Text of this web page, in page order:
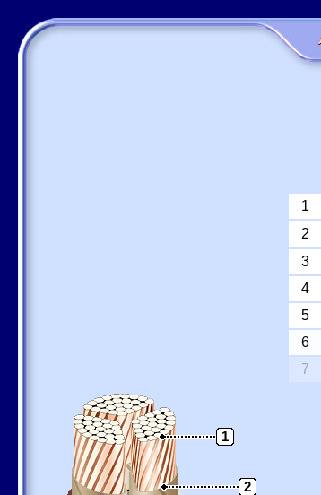
1
2
1
2
3
4
5
6
7